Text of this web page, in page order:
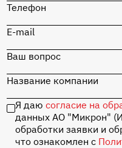
Отладочная плата
MIK32 Амур с
комплектующих
Перейти в
Телефон
E-mail
Ваш вопрос
Название компании
Я даюсогласие на
данных АО "Микрон"
обработки заявки и
что ознакомлен с